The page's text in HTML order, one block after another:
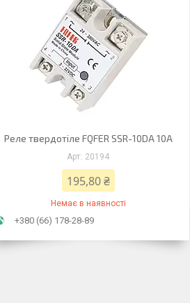
Реле твердотіле FQFER SSR-10DA 10A
20194
195,80 ₴
Немає в наявності
+380 (66) 178-28-89